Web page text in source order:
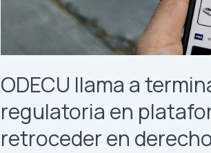
consentimiento?
ODECU llama a
regulatoria en
retroceder en